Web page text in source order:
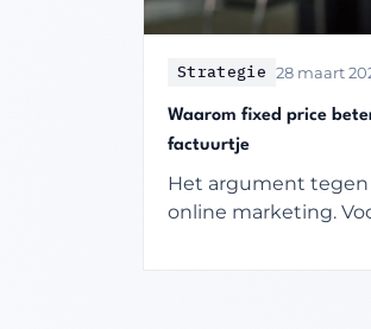
Strategie 28 maart
Waarom fixed price
factuurtje
Het argument
online marketing.